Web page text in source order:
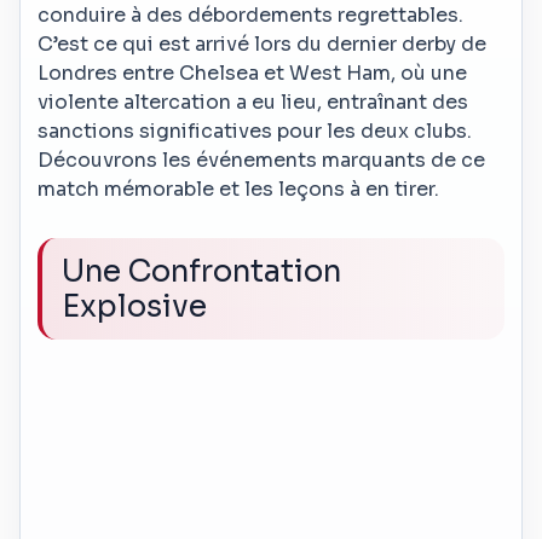
conduire à des débordements regrettables.
C’est ce qui est arrivé lors du dernier derby de
Londres entre Chelsea et West Ham, où une
violente altercation a eu lieu, entraînant des
sanctions significatives pour les deux clubs.
Découvrons les événements marquants de ce
match mémorable et les leçons à en tirer.
Une Confrontation
Explosive